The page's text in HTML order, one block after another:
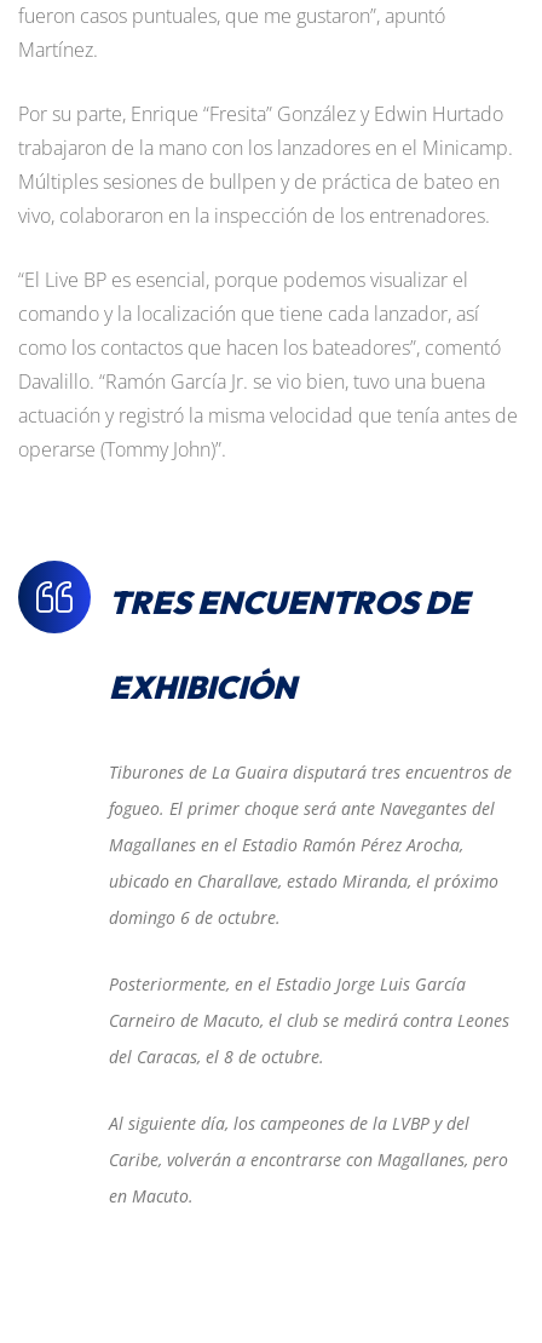
fueron casos puntuales, que me gustaron”, apuntó
Martínez.
Por su parte, Enrique “Fresita” González y Edwin Hurtado
trabajaron de la mano con los lanzadores en el Minicamp.
Múltiples sesiones de bullpen y de práctica de bateo en
vivo, colaboraron en la inspección de los entrenadores.
“El Live BP es esencial, porque podemos visualizar el
comando y la localización que tiene cada lanzador, así
como los contactos que hacen los bateadores”, comentó
Davalillo. “Ramón García Jr. se vio bien, tuvo una buena
actuación y registró la misma velocidad que tenía antes de
operarse (Tommy John)”.
TRES ENCUENTROS DE
EXHIBICIÓN
Tiburones de La Guaira disputará tres encuentros de
fogueo. El primer choque será ante Navegantes del
Magallanes en el Estadio Ramón Pérez Arocha,
ubicado en Charallave, estado Miranda, el próximo
domingo 6 de octubre.
Posteriormente, en el Estadio Jorge Luis García
Carneiro de Macuto, el club se medirá contra Leones
del Caracas, el 8 de octubre.
Al siguiente día, los campeones de la LVBP y del
Caribe, volverán a encontrarse con Magallanes, pero
en Macuto.